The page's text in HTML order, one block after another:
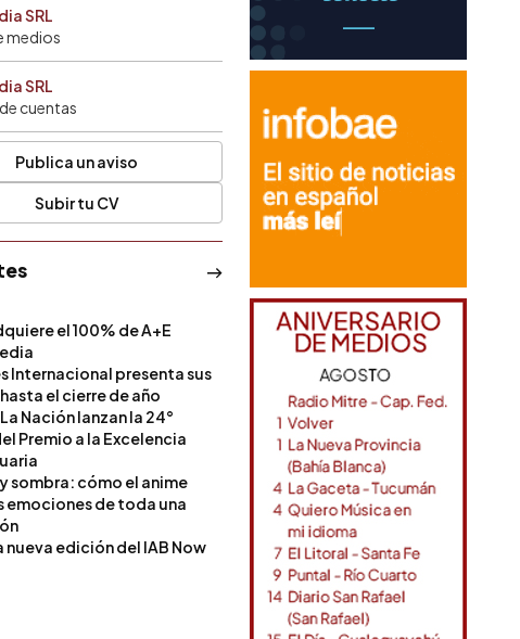
SRL
medios
SRL
cuentas
Publica un aviso
Subir tu CV
el 100% de A+E
Internacional presenta sus
el cierre de año
Nación lanzan la 24°
Premio a la Excelencia
sombra: cómo el anime
emociones de toda una
nueva edición del IAB Now